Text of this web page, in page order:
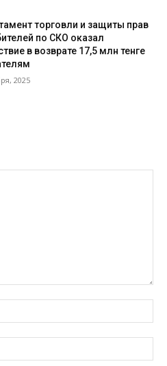
торговли и защиты прав
по СКО оказал
в возврате 17,5 млн тенге
2025